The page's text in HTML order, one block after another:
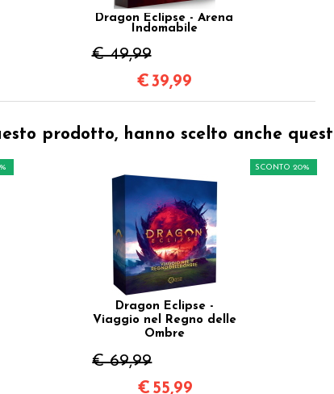
Dragon Eclipse - Arena
Indomabile
€ 49,99
€39,99
prodotto, hanno scelto anche
Dragon Eclipse -
Viaggio nel Regno delle
Ombre
€ 69,99
SCONTO 20%
€ 55,99